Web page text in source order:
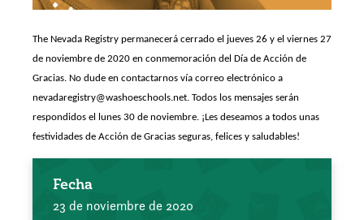
The Nevada Registry permanecerá cerrado el jueves 26 y el viernes 27
de noviembre de 2020 en conmemoración del Día de Acción de
Gracias. No dude en contactarnos vía correo electrónico a
nevadaregistry@washoeschools.net. Todos los mensajes serán
respondidos el lunes 30 de noviembre. ¡Les deseamos a todos unas
festividades de Acción de Gracias seguras, felices y saludables!
Fecha
23 de noviembre de 2020